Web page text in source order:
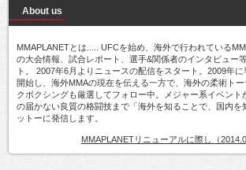
About us
MMAPLANETとは..... UFCを始め、海外で行われている
の大会情報、試合レポート、選手&関係者のインタビュー
ト。 2007年6月よりニュースの配信をスタート。2009年
開始し、海外MMAの現在を伝える一方で、海外の柔術ト
クボクシングも厳選してフォロー中。メジャー系イベント
の届かない良質の格闘技まで「海外を知ることで、国内を
ットーに発信します。
MMAPLANETリニューアルに際し（